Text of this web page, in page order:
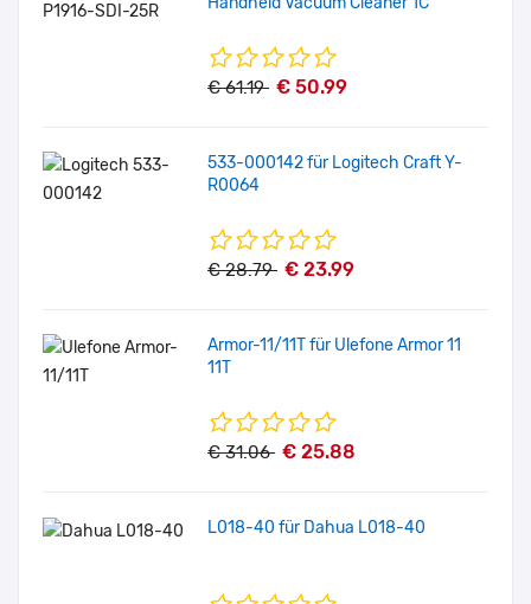
€ 61.19 € 50.99
533-000142 für Logitech Craft Y-
R0064
€ 28.79 € 23.99
Armor-11/11T für Ulefone Armor 11
11T
€ 31.06 € 25.88
L018-40 für Dahua L018-40